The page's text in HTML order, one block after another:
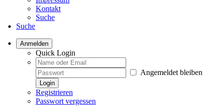
Kontakt
Suche
Suche
Anmelden
Quick Login
Angemeldet bleiben
Login
Registrieren
Passwort vergessen